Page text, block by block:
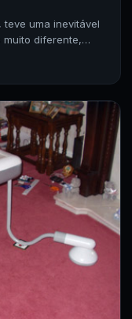
teve uma inevitável
muito diferente,